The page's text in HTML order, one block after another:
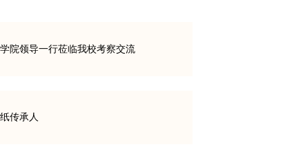
院领导一行莅临我校考察交流
传承人